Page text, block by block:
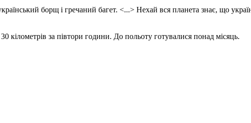
борщ і гречаний багет. <...> Нехай вся планета знає, що
за півтори години. До польоту готувалися понад місяць.